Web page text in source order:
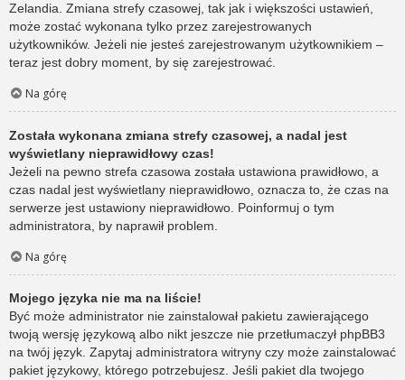
Zelandia. Zmiana strefy czasowej, tak jak i większości ustawień,
może zostać wykonana tylko przez zarejestrowanych
użytkowników. Jeżeli nie jesteś zarejestrowanym użytkownikiem –
teraz jest dobry moment, by się zarejestrować.
Na górę
Została wykonana zmiana strefy czasowej, a nadal jest
wyświetlany nieprawidłowy czas!
Jeżeli na pewno strefa czasowa została ustawiona prawidłowo, a
czas nadal jest wyświetlany nieprawidłowo, oznacza to, że czas na
serwerze jest ustawiony nieprawidłowo. Poinformuj o tym
administratora, by naprawił problem.
Na górę
Mojego języka nie ma na liście!
Być może administrator nie zainstalował pakietu zawierającego
twoją wersję językową albo nikt jeszcze nie przetłumaczył phpBB3
na twój język. Zapytaj administratora witryny czy może zainstalować
pakiet językowy, którego potrzebujesz. Jeśli pakiet dla twojego